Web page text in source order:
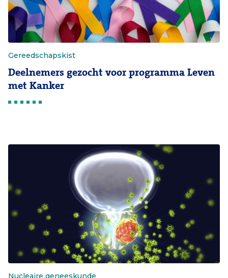
Gereedschapskist
Deelnemers gezocht voor programma Leven
met Kanker
Nucleaire geneeskunde